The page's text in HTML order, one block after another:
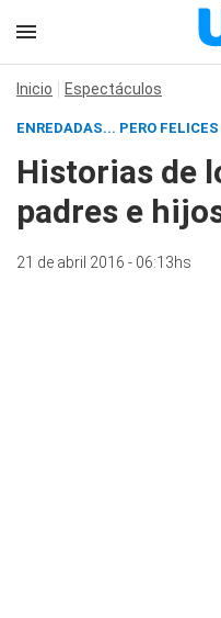
Inicio Espectáculos
ENREDADAS... PERO FELICES
Historias de
padres e
21 de abril 2016 - 06:13hs